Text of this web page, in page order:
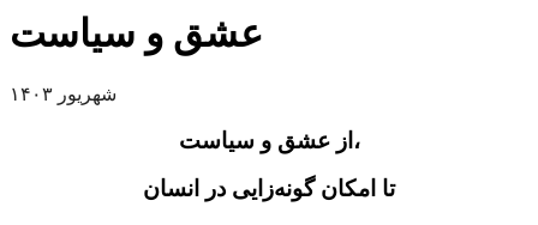
عشق و سیاست
شهریور ۱۴۰۳
از عشق و سیاست،
تا امکان گونه‌زایی در انسان